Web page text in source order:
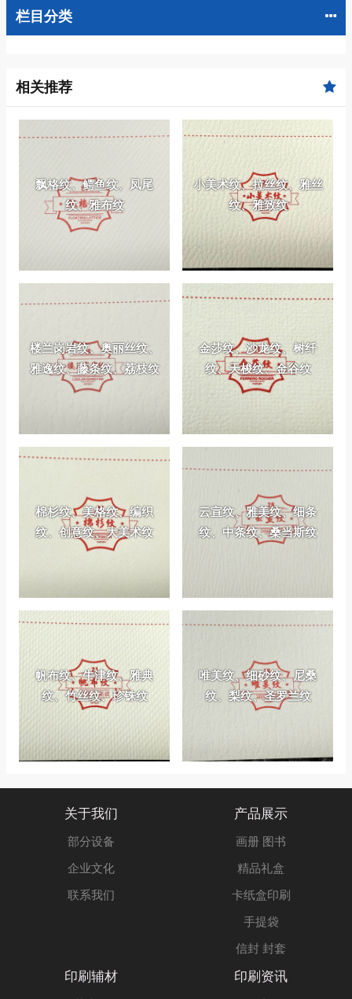
栏目分类
相关推荐
飘格纹、鳄鱼纹、凤尾
纹、雅布纹
小美术纹、拉丝纹、雅丝
纹、雅致纹
楼兰岗岩纹、奥丽丝纹、
雅逸纹、藤条纹、荔枝纹
金莎纹、沙龙纹、树纤
纹、天梭纹、金谷纹
棉杉纹、美格纹、编织
纹、创意纹、大美术纹
云宣纹、雅美纹、细条
纹、中条纹、桑当斯纹
帆布纹、牛津纹、雅典
纹、竹丝纹、珍铢纹
唯美纹、细砂纹、尼桑
纹、梨纹、圣罗兰纹
关于我们
部分设备
企业文化
联系我们
产品展示
画册 图书
精品礼盒
卡纸盒印刷
手提袋
信封 封套
印刷辅材 印刷资讯